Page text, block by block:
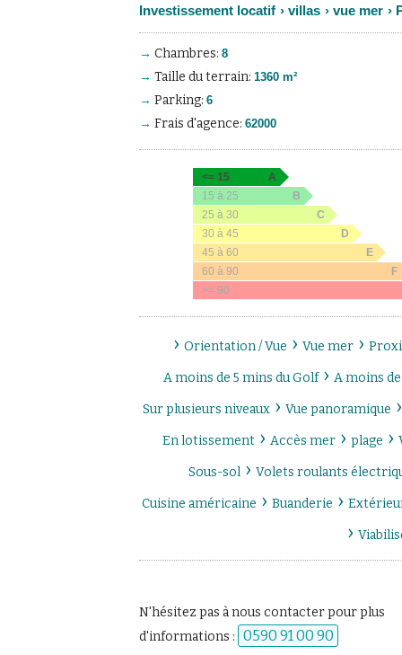
Investissement locatif › villas › vue mer ›
Chambres 8
Taille du terrain 1360 m²
Parking 6
Frais d'agence 62000
<= 15
A
15 à 25
B
25 à 30
C
30 à 45
D
45 à 60
E
60 à 90
F
>= 90
› Orientation / Vue › Vue mer ›
A moins de 5 mins du Golf › A moins
Sur plusieurs niveaux › Vue panoramique
En lotissement › Accès mer › plage ›
Sous-sol › Volets roulants
Cuisine américaine › Buanderie ›
›
N'hésitez pas à nous contacter pour plus
d'informations : 0590 91 00 90